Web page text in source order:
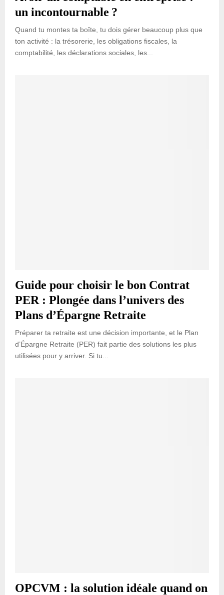
un incontournable ?
Quand tu montes ta boîte, tu dois gérer beaucoup plus que
ton activité : la trésorerie, les obligations fiscales, la
comptabilité, les déclarations sociales, les...
Guide pour choisir le bon Contrat
PER : Plongée dans l’univers des
Plans d’Épargne Retraite
Préparer ta retraite est une décision importante, et le Plan
d’Épargne Retraite (PER) fait partie des solutions les plus
utilisées pour y arriver. Si tu...
OPCVM : la solution idéale quand on